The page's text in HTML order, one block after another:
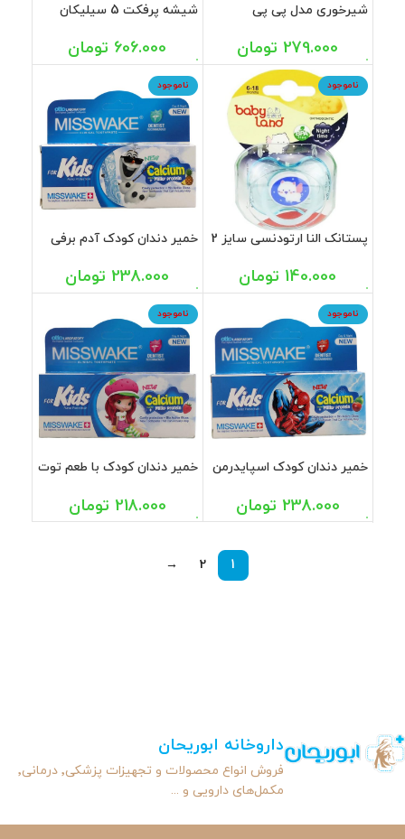
شیرخوری مدل پی پی
بی بی لند 240 میل279.000 تومان
شیشه پرفکت 5 سیلیکان
606.000 تومان
ناموجود
پستانک النا ارتودنسی سایز 2
140.000 تومان
ناموجود
خمیر دندان کودک آدم برفی
238.000 تومان
ناموجود
خمیر دندان کودک اسپایدرمن
238.000 تومان
ناموجود
خمیر دندان کودک با طعم توت
218.000 تومان
1
2
→
داروخانه ابوریحان
فروش انواع محصولات و تجهیزات پزشکی٬ درمانی٬
مکمل‌های دارویی و ...